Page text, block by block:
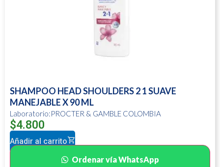
SHAMPOO HEAD SHOULDERS 2 1 SUAVE
MANEJABLE X 90 ML
Laboratorio:PROCTER & GAMBLE COLOMBIA
$4.800
Añadir al carrito
Ordenar vía WhatsApp